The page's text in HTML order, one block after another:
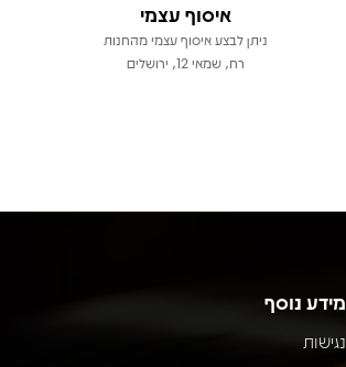
איסוף עצמי
ניתן לבצע איסוף עצמי מהחנות
רח, שמאי 12, ירושלים
מידע נוסף
נגישות